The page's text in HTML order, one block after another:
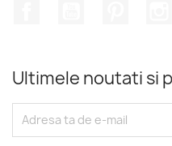
Ultimele noutati si